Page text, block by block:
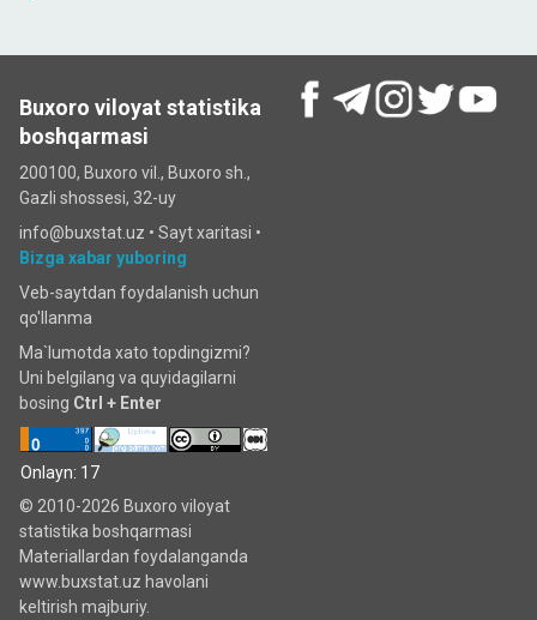
Buxoro viloyat statistika
boshqarmasi
200100, Buxoro vil., Buxoro sh.,
Gazli shossesi, 32-uy
info@buxstat.uz • Sayt xaritasi •
Bizga xabar yuboring
Veb-saytdan foydalanish uchun
qo'llanma
Ma`lumotda xato topdingizmi?
Uni belgilang va quyidagilarni
bosing Ctrl + Enter
Onlayn: 17
© 2010-2026 Buxoro viloyat
statistika boshqarmasi
Materiallardan foydalanganda
www.buxstat.uz havolani
keltirish majburiy.